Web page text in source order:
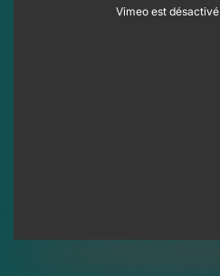
Vimeo est désactivé.